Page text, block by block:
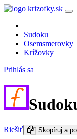
Sudoku
Osemsmerovky
Krížovky
Prihlás sa
Riešiť Skopíruj a